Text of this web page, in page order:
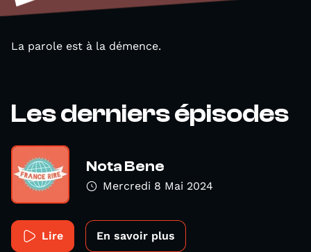
La parole est à la démence.
Les derniers épisodes
Nota Bene
Mercredi 8 Mai 2024
Lire En savoir plus